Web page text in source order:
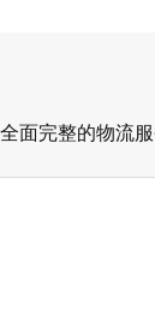
面完整的物流服